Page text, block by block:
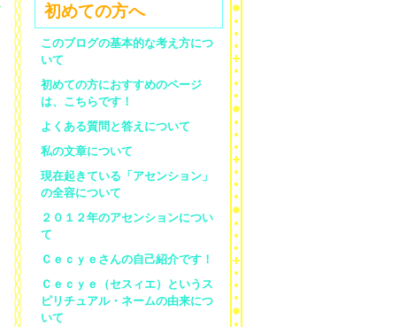
初めての方へ
このブログの基本的な考え方につ
いて
初めての方におすすめのページ
は、こちらです！
よくある質問と答えについて
私の文章について
現在起きている「アセンション」
の全容について
２０１２年のアセンションについ
て
Ｃｅｃｙｅさんの自己紹介です！
Ｃｅｃｙｅ（セスィエ）というス
ピリチュアル・ネームの由来につ
いて